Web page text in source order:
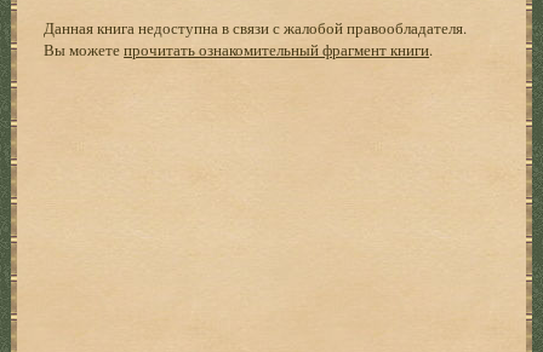
Данная книга недоступна в связи с жалобой правообладателя.
Вы можетепрочитать ознакомительный фрагмент книги.